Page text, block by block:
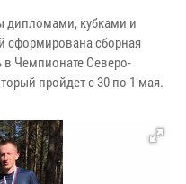
дипломами, кубками и
сформирована сборная
в Чемпионате Северо-
пройдет с 30 по 1 мая.